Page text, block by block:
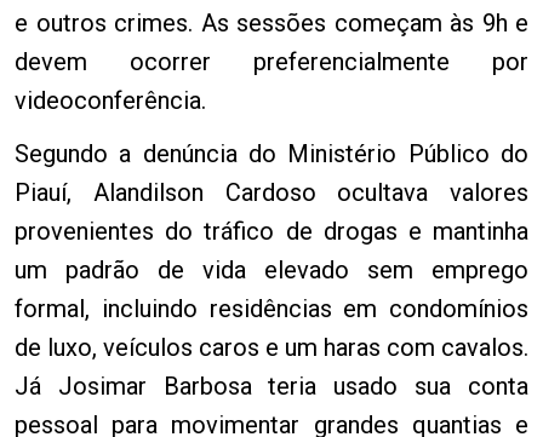
e outros crimes. As sessões começam às 9h e
devem ocorrer preferencialmente por
videoconferência.
Segundo a denúncia do Ministério Público do
Piauí, Alandilson Cardoso ocultava valores
provenientes do tráfico de drogas e mantinha
um padrão de vida elevado sem emprego
formal, incluindo residências em condomínios
de luxo, veículos caros e um haras com cavalos.
Já Josimar Barbosa teria usado sua conta
pessoal para movimentar grandes quantias e